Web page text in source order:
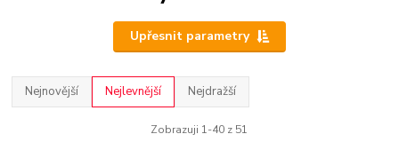
Upřesnit parametry
Nejnovější Nejlevnější Nejdražší
Zobrazuji 1-40 z 51